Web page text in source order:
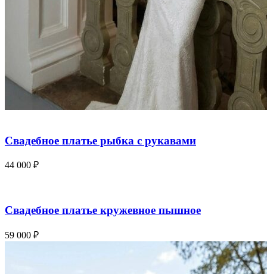
Свадебное платье рыбка с рукавами
44 000 ₽
Свадебное платье кружевное пышное
59 000 ₽